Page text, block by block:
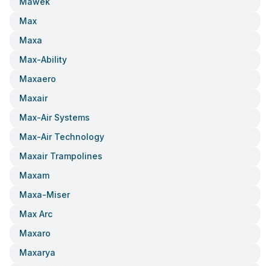
Max
Maxa
Max-Ability
Maxaero
Maxair
Max-Air Systems
Max-Air Technology
Maxair Trampolines
Maxam
Maxa-Miser
Max Arc
Maxaro
Maxarya